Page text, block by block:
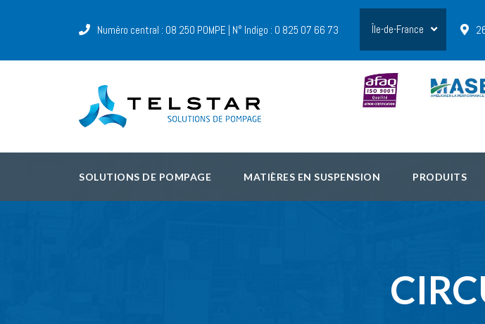
Numéro central : 08 250 POMPE | N° Indigo : 0 825 07 66 73 Île-de-France
SOLUTIONS DE POMPAGE MATIÈRES EN SUSPENSION PRODUITS